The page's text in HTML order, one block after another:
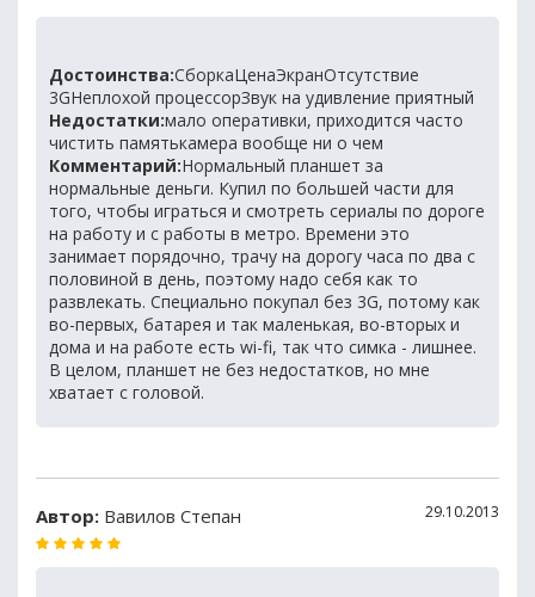
Достоинства:СборкаЦенаЭкранОтсутствие
3GНеплохой процессорЗвук на удивление приятный
Недостатки:мало оперативки, приходится часто
чистить памятькамера вообще ни о чем
Комментарий:Нормальный планшет за
нормальные деньги. Купил по большей части для
того, чтобы играться и смотреть сериалы по дороге
на работу и с работы в метро. Времени это
занимает порядочно, трачу на дорогу часа по два с
половиной в день, поэтому надо себя как то
развлекать. Специально покупал без 3G, потому как
во-первых, батарея и так маленькая, во-вторых и
дома и на работе есть wi-fi, так что симка - лишнее.
В целом, планшет не без недостатков, но мне
хватает с головой.
Автор: Вавилов Степан 29.10.2013